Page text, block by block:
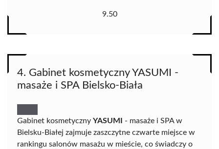
9.50
4. Gabinet kosmetyczny YASUMI -
masaże i SPA Bielsko-Biała
Gabinet kosmetyczny YASUMI
- masaże i SPA w
Bielsku-Białej zajmuje zaszczytne czwarte miejsce w
rankingu salonów masażu w mieście, co świadczy o